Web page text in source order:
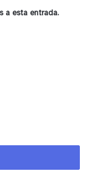
a esta entrada.